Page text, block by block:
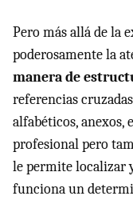
Pero más allá de la
poderosamente la
manera de
referencias
alfabéticos, anexos,
profesional pero
le permite localizar
funciona un